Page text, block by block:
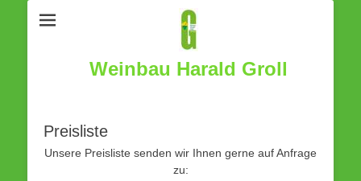
Weinbau Harald Groll
Preisliste
Unsere Preisliste senden wir Ihnen gerne auf Anfrage
zu: